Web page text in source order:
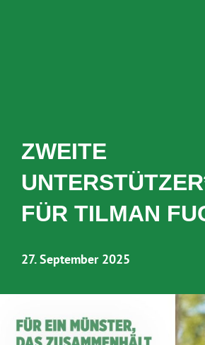
ZWEITE
FÜR TILMAN
27. September 2025